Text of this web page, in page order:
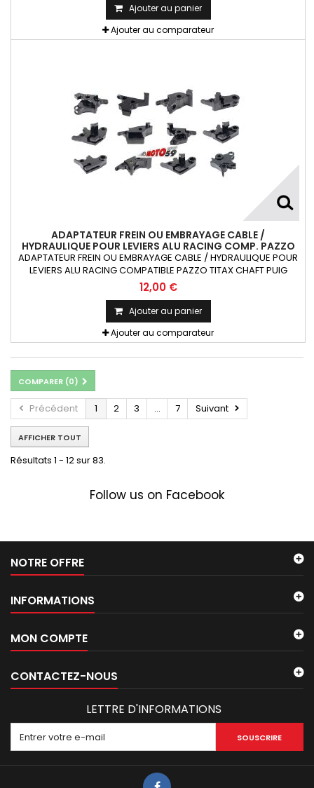
Ajouter au panier
Ajouter au comparateur
ADAPTATEUR FREIN OU EMBRAYAGE CABLE /
HYDRAULIQUE POUR LEVIERS ALU RACING COMP. PAZZO
TITAX CHAFT PUIG RIZOMA X1
ADAPTATEUR FREIN OU EMBRAYAGE CABLE / HYDRAULIQUE POUR
LEVIERS ALU RACING COMPATIBLE PAZZO TITAX CHAFT PUIG
RIZOMA 1 pièce
12,00 €
Ajouter au panier
Ajouter au comparateur
COMPARER (0)
Précédent 1 2 3 ... 7 Suivant
AFFICHER TOUT
Résultats 1 - 12 sur 83.
Follow us on Facebook
NOTRE OFFRE
INFORMATIONS
MON COMPTE
CONTACTEZ-NOUS
LETTRE D'INFORMATIONS
SOUSCRIRE